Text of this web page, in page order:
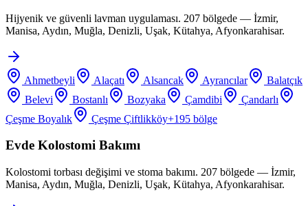
Hijyenik ve güvenli lavman uygulaması. 207 bölgede — İzmir,
Manisa, Aydın, Muğla, Denizli, Uşak, Kütahya, Afyonkarahisar.
Ahmetbeyli Alaçatı Alsancak Ayrancılar
Balatçık
Belevi
Bostanlı Bozyaka Çamdibi
Çandarlı
Çeşme Boyalık
Çeşme Çiftlikköy+195 bölge
Evde Kolostomi Bakımı
Kolostomi torbası değişimi ve stoma bakımı. 207 bölgede — İzmir,
Manisa, Aydın, Muğla, Denizli, Uşak, Kütahya, Afyonkarahisar.